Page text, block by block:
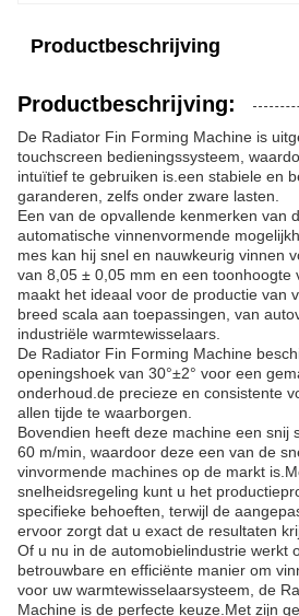
Productbeschrijving
Productbeschrijving:
De Radiator Fin Forming Machine is
touchscreen bedieningssysteem,
intuïtief te gebruiken is.een stabiele en
garanderen, zelfs onder zware lasten.
Een van de opvallende kenmerken van
automatische vinnenvormende
mes kan hij snel en nauwkeurig vinnen
van 8,05 ± 0,05 mm en een toonhoogte
maakt het ideaal voor de productie van
breed scala aan toepassingen, van
industriële warmtewisselaars.
De Radiator Fin Forming Machine
openingshoek van 30°±2° voor een
onderhoud.de precieze en consistente
allen tijde te waarborgen.
Bovendien heeft deze machine een snij
60 m/min, waardoor deze een van de
vinvormende machines op de markt
snelheidsregeling kunt u het
specifieke behoeften, terwijl de
ervoor zorgt dat u exact de resultaten
Of u nu in de automobielindustrie werkt
betrouwbare en efficiënte manier om
voor uw warmtewisselaarsysteem, de
Machine is de perfecte keuze.Met zijn